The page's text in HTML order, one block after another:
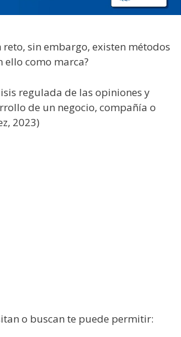
sin embargo, existen métodos
como marca?
regulada de las opiniones y
de un negocio, compañía o
2023)
o buscan te puede permitir: